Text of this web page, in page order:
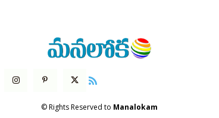
© Rights Reserved to Manalokam